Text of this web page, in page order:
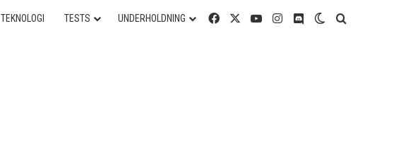
TEKNOLOGI TESTS UNDERHOLDNING FacebookYouTubeInstagram
DiscordSwitch skin